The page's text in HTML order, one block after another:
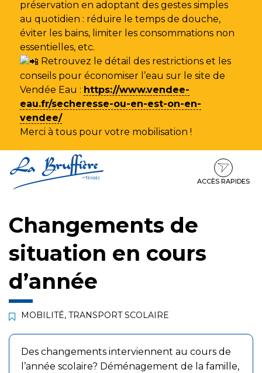
préservation en adoptant des gestes simples
au quotidien : réduire le temps de douche,
éviter les bains, limiter les consommations non
essentielles, etc.
Retrouvez le détail des restrictions et les
conseils pour économiser l’eau sur le site de
Vendée Eau : https://www.vendee-
eau.fr/secheresse-ou-en-est-on-en-
vendee/
Merci à tous pour votre mobilisation !
au
contenu
au
ACCÈS RAPIDES
Changements de
situation en cours
d’année
MOBILITÉ, TRANSPORT SCOLAIRE
Des changements interviennent au cours de
l’année scolaire? Déménagement de la famille,